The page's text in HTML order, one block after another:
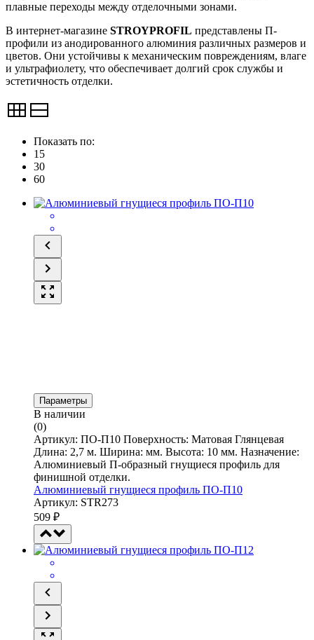
плавные переходы между отделочными зонами.
В интернет-магазине STROYPROFIL представлены П-
профили из анодированного алюминия различных размеров и
цветов. Они устойчивы к механическим повреждениям, влаге
и ультрафиолету, что обеспечивает долгий срок службы и
эстетичность отделки.
Показать по:
15
30
60
Параметры
В наличии
(0)
Артикул: ПО-П10 Поверхность: Матовая Глянцевая
Длина: 2,7 м. Ширина: мм. Высота: 10 мм. Назначение:
Алюминиевый П-образный гнущиеся профиль для
финишной отделки.
Алюминиевый гнущиеся профиль ПО-П10
Артикул: STR273
509 ₽